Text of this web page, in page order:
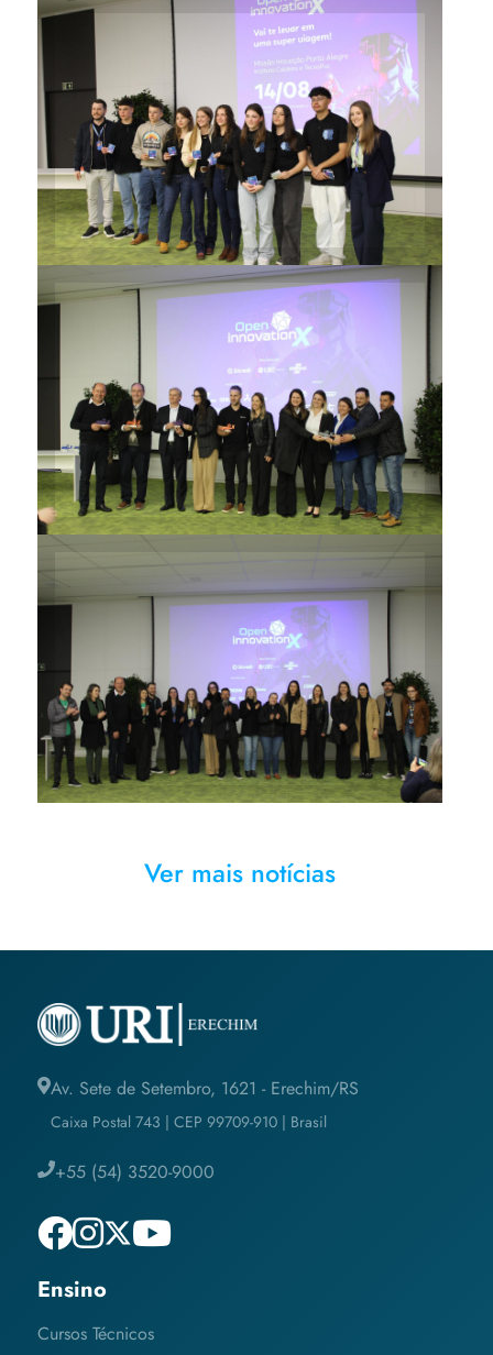
Estudantes foram premiados
também com uma missão à
capital gaúcha
Empresas parceiras
demonstraram interesse em
continuar com o projeto
Representantes do Sebrae,
URI e Sicredi comemoram
mais uma edição do Open
Innovation X
Ver mais notícias
Av. Sete de Setembro, 1621 - Erechim/RS
Caixa Postal 743 | CEP 99709-910 | Brasil
+55 (54) 3520-9000
Ensino
Cursos Técnicos